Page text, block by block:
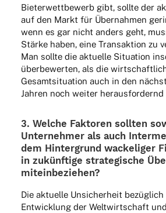
Bieter­wett­be­werb gibt, sollte der
auf den Markt für Über­nah­men
wenn es gar nicht anders geht,
Stärke haben, eine Trans­ak­tion zu
Man sollte die aktu­elle Situa­tion
über­be­wer­ten, als die
Gesamt­si­tua­tion auch in den
Jahren noch weiter
3. Welche Fakto­ren soll­ten
Unter­neh­mer als auch
dem Hinter­grund wacke­li­ger
in zukünf­tige stra­te­gi­sche
miteinbeziehen?
Die aktu­elle Unsi­cher­heit
Entwick­lung der Welt­wirt­schaft